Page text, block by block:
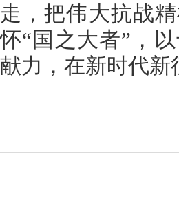
走，把伟大抗战
怀“国之大者”，
献力，在新时代新